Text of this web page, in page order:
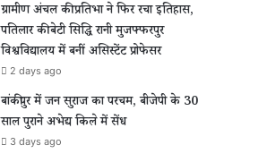
ग्रामीण अंचल की प्रतिभा ने फिर रचा इतिहास,
पतिलार की बेटी सिद्धि रानी मुजफ्फरपुर
विश्वविद्यालय में बनीं असिस्टेंट प्रोफेसर
2 days ago
बांकीपुर में जन सुराज का परचम, बीजेपी के 30
साल पुराने अभेद्य किले में सेंध
3 days ago